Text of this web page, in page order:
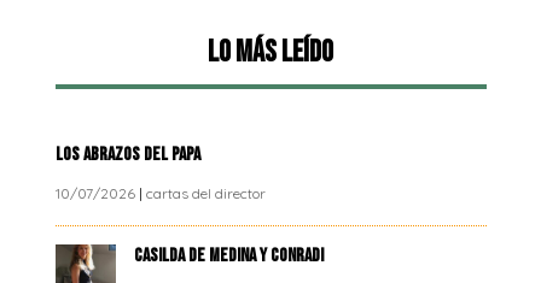
Lo más leído
LOS ABRAZOS DEL PAPA
10/07/2026| cartas del director
CASILDA DE MEDINA Y CONRADI